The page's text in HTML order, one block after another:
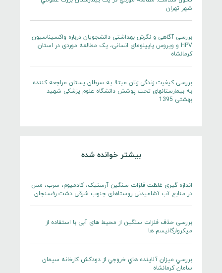
شهر تهران
بررسی آگاهی و نگرش بهداشتی دانشجویان در‎باره واکسیناسیون
HPV و ویروس پاپیلومای انسانی، یک مطالعه موردی در استان
کرمانشاه
بررسی کیفیت زندگی زنان مبتلا به سرطان پستان مراجعه کننده
به بیمارستانهای تحت پوشش دانشگاه علوم پزشکی شهید
بهشتی 1395
بیشتر خوانده شده
اندازه گیری غلظت فلزات سنگین آرسنیک، کادمیوم، سرب، مس
در منابع آب آشامیدنی روستاهای جنوب شرقی دشت رفسنجان
بررسی حذف فلزات سنگین از محیط های آبی با استفاده از
میکروارگانیسم ها
بررسي ميزان آلاينده هاي خروجي از دودكش كارخانه سيمان
سامان كرمانشاه